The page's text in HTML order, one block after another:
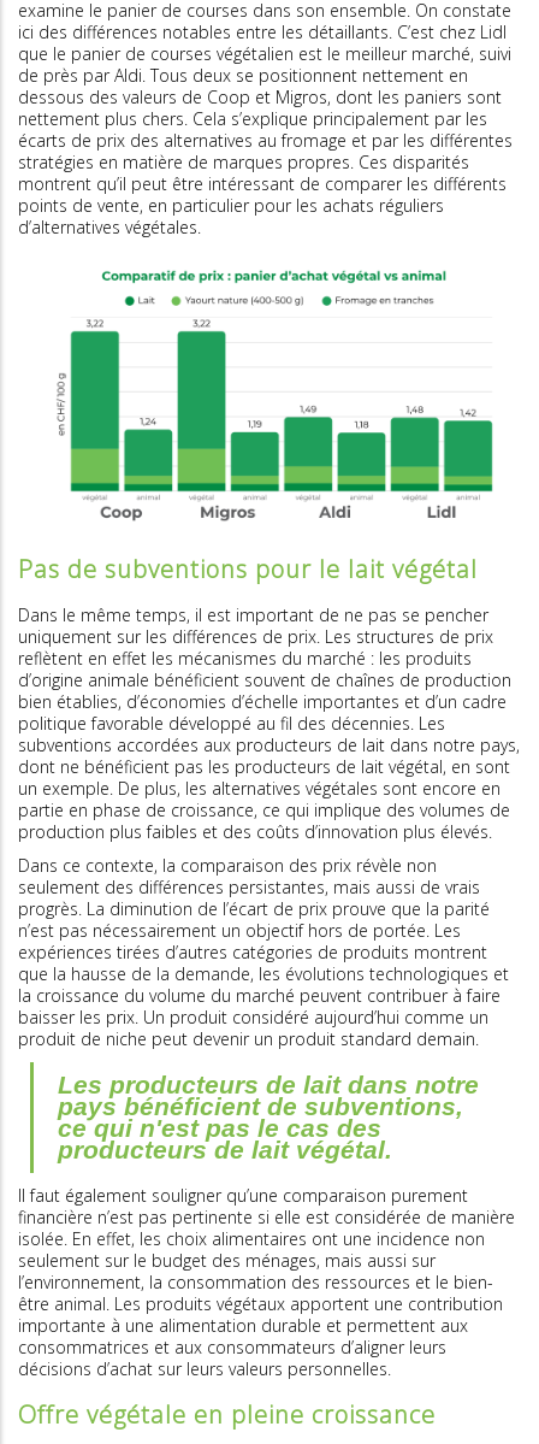
examine le panier de courses dans son ensemble. On constate
ici des différences notables entre les détaillants. C’est chez Lidl
que le panier de courses végétalien est le meilleur marché, suivi
de près par Aldi. Tous deux se positionnent nettement en
dessous des valeurs de Coop et Migros, dont les paniers sont
nettement plus chers. Cela s’explique principalement par les
écarts de prix des alternatives au fromage et par les différentes
stratégies en matière de marques propres. Ces disparités
montrent qu’il peut être intéressant de comparer les différents
points de vente, en particulier pour les achats réguliers
d’alternatives végétales.
Pas de subventions pour le lait végétal
Dans le même temps, il est important de ne pas se pencher
uniquement sur les différences de prix. Les structures de prix
reflètent en effet les mécanismes du marché : les produits
d’origine animale bénéficient souvent de chaînes de production
bien établies, d’économies d’échelle importantes et d’un cadre
politique favorable développé au fil des décennies. Les
subventions accordées aux producteurs de lait dans notre pays,
dont ne bénéficient pas les producteurs de lait végétal, en sont
un exemple. De plus, les alternatives végétales sont encore en
partie en phase de croissance, ce qui implique des volumes de
production plus faibles et des coûts d’innovation plus élevés.
Dans ce contexte, la comparaison des prix révèle non
seulement des différences persistantes, mais aussi de vrais
progrès. La diminution de l’écart de prix prouve que la parité
n’est pas nécessairement un objectif hors de portée. Les
expériences tirées d’autres catégories de produits montrent
que la hausse de la demande, les évolutions technologiques et
la croissance du volume du marché peuvent contribuer à faire
baisser les prix. Un produit considéré aujourd’hui comme un
produit de niche peut devenir un produit standard demain.
Les producteurs de lait dans notre
pays bénéficient de subventions,
ce qui n'est pas le cas des
producteurs de lait végétal.
Il faut également souligner qu’une comparaison purement
financière n’est pas pertinente si elle est considérée de manière
isolée. En effet, les choix alimentaires ont une incidence non
seulement sur le budget des ménages, mais aussi sur
l’environnement, la consommation des ressources et le bien-
être animal. Les produits végétaux apportent une contribution
importante à une alimentation durable et permettent aux
consommatrices et aux consommateurs d’aligner leurs
décisions d’achat sur leurs valeurs personnelles.
Offre végétale en pleine croissance